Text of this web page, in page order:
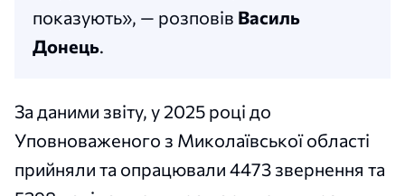
показують», — розповів Василь
Донець.
За даними звіту, у 2025 році до
Уповноваженого з Миколаївської області
прийняли та опрацювали 4473 звернення та